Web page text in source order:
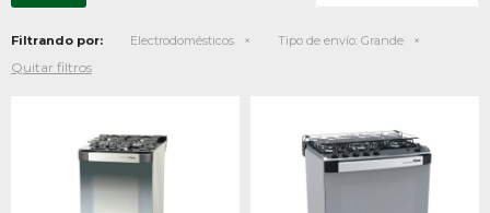
Filtrando por: Electrodomésticos Tipo de envío: Grande
Quitar filtros